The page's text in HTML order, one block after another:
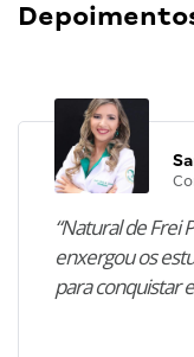
“Natural de Frei
enxergou os
para conquistar